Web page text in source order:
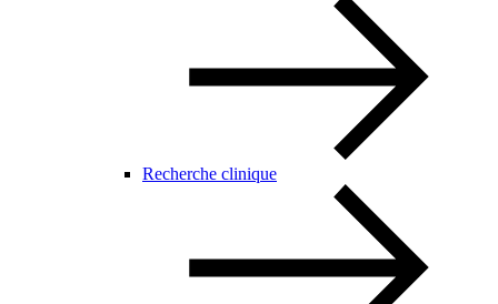
Recherche clinique